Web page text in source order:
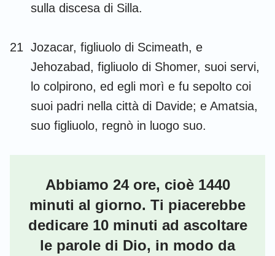
sulla discesa di Silla.
21 Jozacar, figliuolo di Scimeath, e
Jehozabad, figliuolo di Shomer, suoi servi,
lo colpirono, ed egli morì e fu sepolto coi
suoi padri nella città di Davide; e Amatsia,
suo figliuolo, regnò in luogo suo.
Abbiamo 24 ore, cioè 1440
minuti al giorno. Ti piacerebbe
dedicare 10 minuti ad ascoltare
le parole di Dio, in modo da